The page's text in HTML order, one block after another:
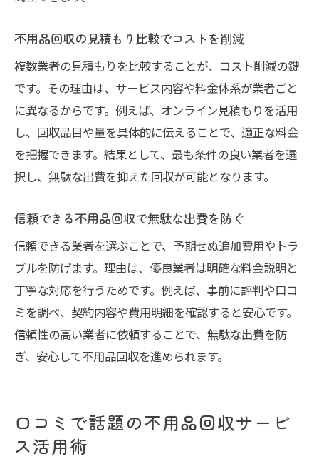
不用品回収の見積もり比較でコストを削減
複数業者の見積もりを比較することが、コスト削減の鍵
です。その理由は、サービス内容や料金体系が業者ごと
に異なるからです。例えば、オンライン見積もりを活用
し、回収品目や量を具体的に伝えることで、適正な料金
を把握できます。結果として、最も条件の良い業者を選
択し、無駄な出費を抑えた回収が可能となります。
信頼できる不用品回収で無駄な出費を防ぐ
信頼できる業者を選ぶことで、予期せぬ追加費用やトラ
ブルを防げます。理由は、優良業者は明確な料金説明と
丁寧な対応を行うためです。例えば、事前に評判や口コ
ミを調べ、契約内容や費用明細を確認すると安心です。
信頼性の高い業者に依頼することで、無駄な出費を防
ぎ、安心して不用品回収を進められます。
口コミで話題の不用品回収サービ
ス活用術